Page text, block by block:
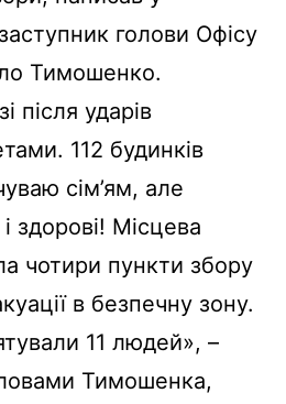
голови Офісу
Тимошенко.
після ударів
112 будинків
сім’ям, але
здорові! Місцева
чотири пункти збору
в безпечну зону.
11 людей», –
Тимошенка,